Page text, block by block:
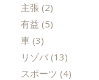
主張 (2)
有益 (5)
車(3)
リゾバ(13)
スポーツ (4)